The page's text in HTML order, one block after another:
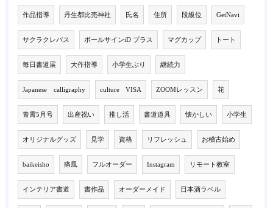
作品指導 丹生都比売神社 氏名 住所 段級位 GetNavi
サクラクレパス ボールサインiD プラス マグカップ トート
毎日書道展 大作指導 小学生ぶり 継続力
Japanese calligraphy culture VISA ZOOMレッスン 花
青霄5月号 出産祝い 推し活 書道道具 懐かしい 小学生
オリジナルグッズ 見学 資格 リフレッシュ お稽古始め
baikeisho 痛風 フルオーダー Instagram リモート教室
インテリア書道 書作品 オーダーメイド 日本酒ラベル